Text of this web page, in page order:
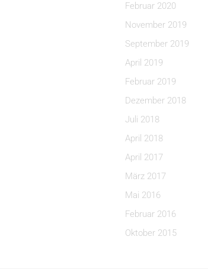
Februar 2020
November 2019
September 2019
April 2019
Februar 2019
Dezember 2018
Juli 2018
April 2018
April 2017
März 2017
Mai 2016
Februar 2016
Oktober 2015